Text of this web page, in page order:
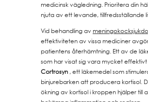
medicinsk vägledning. Prioritera din
njuta av ett levande, tillfredsställande
Vid behandling av
effektiviteten av vissa mediciner
patientens återhämtning. Ett av de
som har visat sig vara mycket
Cortrosyn , ett läkemedel som
binjurebarken att producera kortisol.
ökning av kortisol i kroppen hjälper till